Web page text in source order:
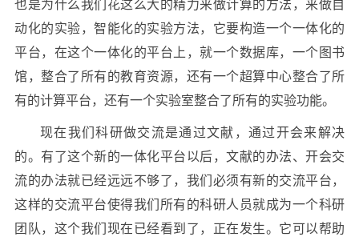
也是为什么我们花这么大的精力来做计算的方法，来做自
动化的实验，智能化的实验方法，它要构造一个一体化的
平台，在这个一体化的平台上，就一个数据库，一个图书
馆，整合了所有的教育资源，还有一个超算中心整合了所
有的计算平台，还有一个实验室整合了所有的实验功能。
现在我们科研做交流是通过文献，通过开会来解决
的。有了这个新的一体化平台以后，文献的办法、开会交
流的办法就已经远远不够了，我们必须有新的交流平台，
这样的交流平台使得我们所有的科研人员就成为一个科研
团队，这个我们现在已经看到了，正在发生。它可以帮助